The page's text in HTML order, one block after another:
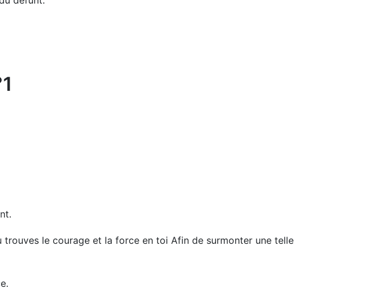
trouves le courage et la force en toi Afin de surmonter une telle